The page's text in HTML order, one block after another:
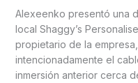
Alexeenko presentó una
local Shaggy’s
propietario de la
intencionadamente el
inmersión anterior cerca